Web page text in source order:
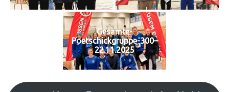
Gesamte-
Poetschickgruppe-300–
22.11.2025